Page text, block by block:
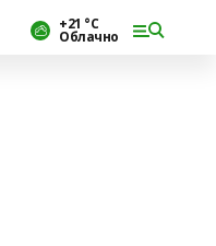
+21 °С
Облачно